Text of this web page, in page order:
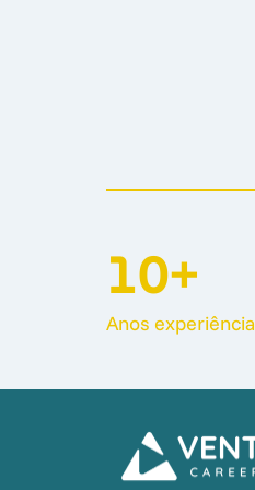
10+
Anos experiência